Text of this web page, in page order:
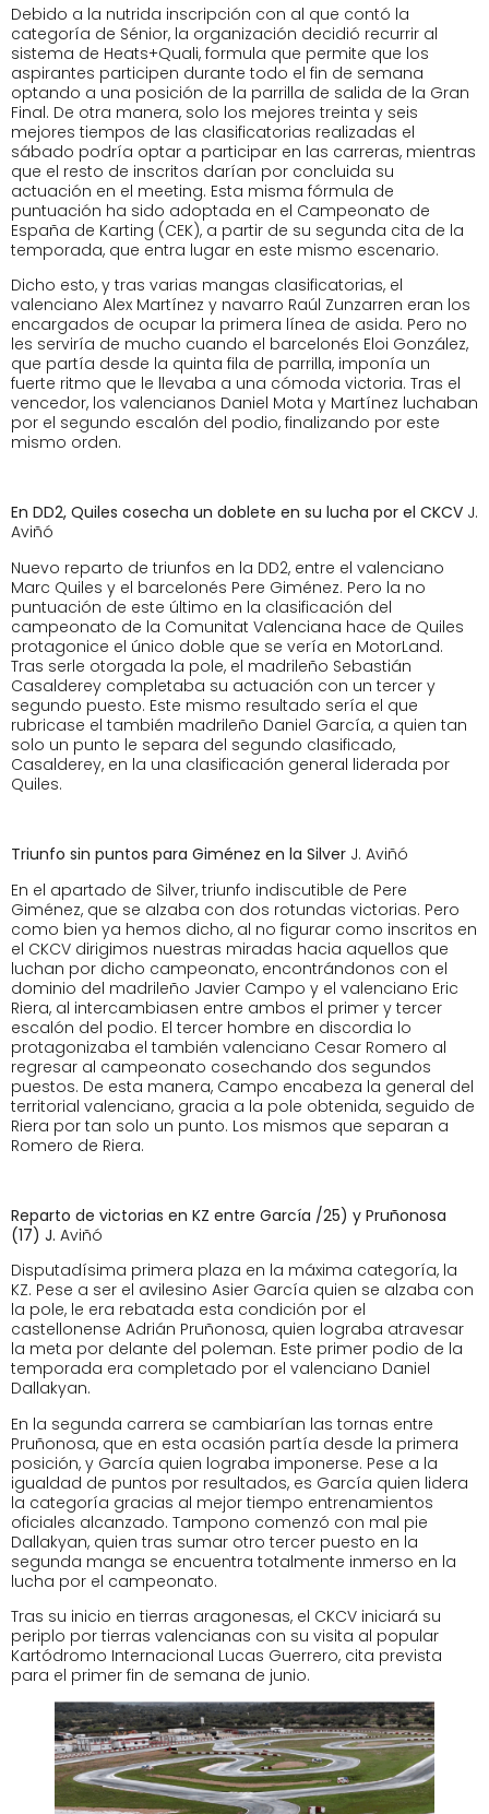
Debido a la nutrida inscripción con al que contó la
categoría de Sénior, la organización decidió recurrir al
sistema de Heats+Quali, formula que permite que los
aspirantes participen durante todo el fin de semana
optando a una posición de la parrilla de salida de la Gran
Final. De otra manera, solo los mejores treinta y seis
mejores tiempos de las clasificatorias realizadas el
sábado podría optar a participar en las carreras, mientras
que el resto de inscritos darían por concluida su
actuación en el meeting. Esta misma fórmula de
puntuación ha sido adoptada en el Campeonato de
España de Karting (CEK), a partir de su segunda cita de la
temporada, que entra lugar en este mismo escenario.
Dicho esto, y tras varias mangas clasificatorias, el
valenciano Alex Martínez y navarro Raúl Zunzarren eran los
encargados de ocupar la primera línea de asida. Pero no
les serviría de mucho cuando el barcelonés Eloi González,
que partía desde la quinta fila de parrilla, imponía un
fuerte ritmo que le llevaba a una cómoda victoria. Tras el
vencedor, los valencianos Daniel Mota y Martínez luchaban
por el segundo escalón del podio, finalizando por este
mismo orden.
En DD2, Quiles cosecha un doblete en su lucha por el CKCV J.
Aviñó
Nuevo reparto de triunfos en la DD2, entre el valenciano
Marc Quiles y el barcelonés Pere Giménez. Pero la no
puntuación de este último en la clasificación del
campeonato de la Comunitat Valenciana hace de Quiles
protagonice el único doble que se vería en MotorLand.
Tras serle otorgada la pole, el madrileño Sebastián
Casalderey completaba su actuación con un tercer y
segundo puesto. Este mismo resultado sería el que
rubricase el también madrileño Daniel García, a quien tan
solo un punto le separa del segundo clasificado,
Casalderey, en la una clasificación general liderada por
Quiles.
Triunfo sin puntos para Giménez en la Silver J. Aviñó
En el apartado de Silver, triunfo indiscutible de Pere
Giménez, que se alzaba con dos rotundas victorias. Pero
como bien ya hemos dicho, al no figurar como inscritos en
el CKCV dirigimos nuestras miradas hacia aquellos que
luchan por dicho campeonato, encontrándonos con el
dominio del madrileño Javier Campo y el valenciano Eric
Riera, al intercambiasen entre ambos el primer y tercer
escalón del podio. El tercer hombre en discordia lo
protagonizaba el también valenciano Cesar Romero al
regresar al campeonato cosechando dos segundos
puestos. De esta manera, Campo encabeza la general del
territorial valenciano, gracia a la pole obtenida, seguido de
Riera por tan solo un punto. Los mismos que separan a
Romero de Riera.
Reparto de victorias en KZ entre García /25) y Pruñonosa
(17) J. Aviñó
Disputadísima primera plaza en la máxima categoría, la
KZ. Pese a ser el avilesino Asier García quien se alzaba con
la pole, le era rebatada esta condición por el
castellonense Adrián Pruñonosa, quien lograba atravesar
la meta por delante del poleman. Este primer podio de la
temporada era completado por el valenciano Daniel
Dallakyan.
En la segunda carrera se cambiarían las tornas entre
Pruñonosa, que en esta ocasión partía desde la primera
posición, y García quien lograba imponerse. Pese a la
igualdad de puntos por resultados, es García quien lidera
la categoría gracias al mejor tiempo entrenamientos
oficiales alcanzado. Tampono comenzó con mal pie
Dallakyan, quien tras sumar otro tercer puesto en la
segunda manga se encuentra totalmente inmerso en la
lucha por el campeonato.
Tras su inicio en tierras aragonesas, el CKCV iniciará su
periplo por tierras valencianas con su visita al popular
Kartódromo Internacional Lucas Guerrero, cita prevista
para el primer fin de semana de junio.